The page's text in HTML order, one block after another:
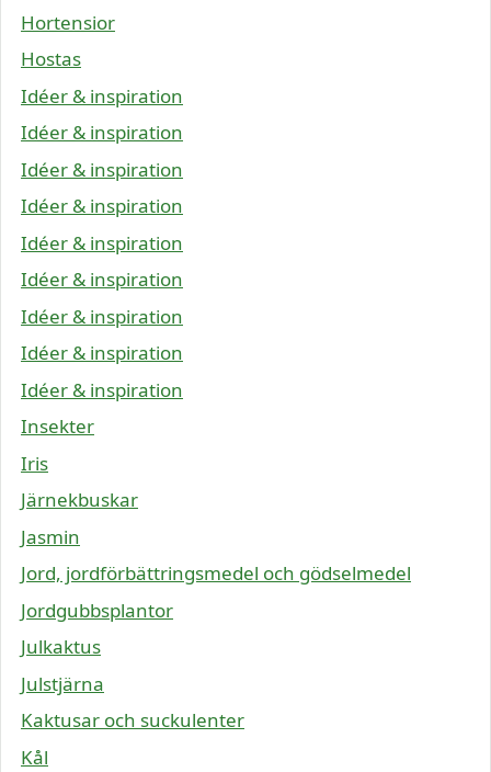
Hortensior
Hostas
Idéer & inspiration
Idéer & inspiration
Idéer & inspiration
Idéer & inspiration
Idéer & inspiration
Idéer & inspiration
Idéer & inspiration
Idéer & inspiration
Idéer & inspiration
Insekter
Iris
Järnekbuskar
Jasmin
Jord, jordförbättringsmedel och gödselmedel
Jordgubbsplantor
Julkaktus
Julstjärna
Kaktusar och suckulenter
Kål